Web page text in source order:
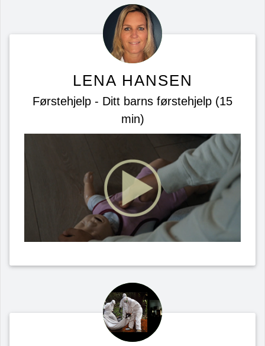
LENA HANSEN
Førstehjelp - Ditt barns førstehjelp (15
min)